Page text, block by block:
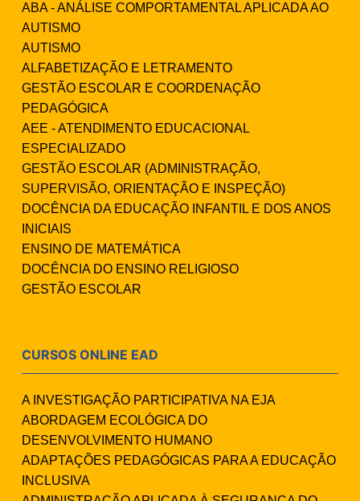
ABA - ANÁLISE COMPORTAMENTAL APLICADA AO
AUTISMO
AUTISMO
ALFABETIZAÇÃO E LETRAMENTO
GESTÃO ESCOLAR E COORDENAÇÃO
PEDAGÓGICA
AEE - ATENDIMENTO EDUCACIONAL
ESPECIALIZADO
GESTÃO ESCOLAR (ADMINISTRAÇÃO,
SUPERVISÃO, ORIENTAÇÃO E INSPEÇÃO)
DOCÊNCIA DA EDUCAÇÃO INFANTIL E DOS ANOS
INICIAIS
ENSINO DE MATEMÁTICA
DOCÊNCIA DO ENSINO RELIGIOSO
GESTÃO ESCOLAR
CURSOS ONLINE EAD
A INVESTIGAÇÃO PARTICIPATIVA NA EJA
ABORDAGEM ECOLÓGICA DO
DESENVOLVIMENTO HUMANO
ADAPTAÇÕES PEDAGÓGICAS PARA A EDUCAÇÃO
INCLUSIVA